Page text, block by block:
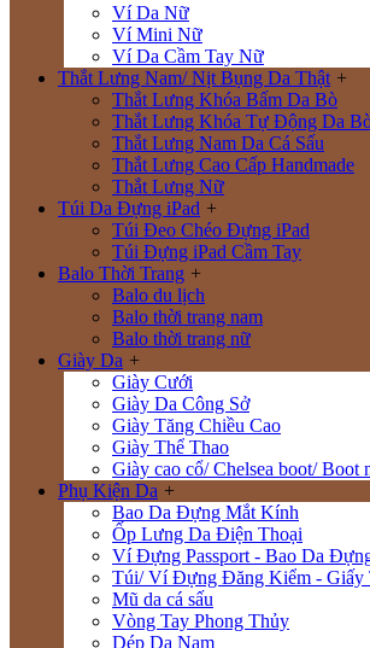
Ví Da Nữ
Ví Mini Nữ
Ví Da Cầm Tay Nữ
Thắt Lưng Nam/ Nịt Bụng Da Thật +
Thắt Lưng Khóa Bấm Da Bò
Thắt Lưng Khóa Tự Động Da
Thắt Lưng Nam Da Cá Sấu
Thắt Lưng Cao Cấp Handmade
Thắt Lưng Nữ
Túi Da Đựng iPad +
Túi Đeo Chéo Đựng iPad
Túi Đựng iPad Cầm Tay
Balo Thời Trang +
Balo du lịch
Balo thời trang nam
Balo thời trang nữ
Giày Da +
Giày Cưới
Giày Da Công Sở
Giày Tăng Chiều Cao
Giày Thể Thao
Giày cao cổ/ Chelsea boot/ Boot
Phụ Kiện Da +
Bao Da Đựng Mắt Kính
Ốp Lưng Da Điện Thoại
Ví Đựng Passport - Bao Da
Túi/ Ví Đựng Đăng Kiểm - Giấy
Mũ da cá sấu
Vòng Tay Phong Thủy
Dép Da Nam